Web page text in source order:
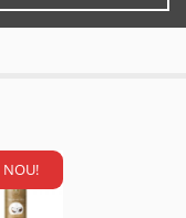
NOU!